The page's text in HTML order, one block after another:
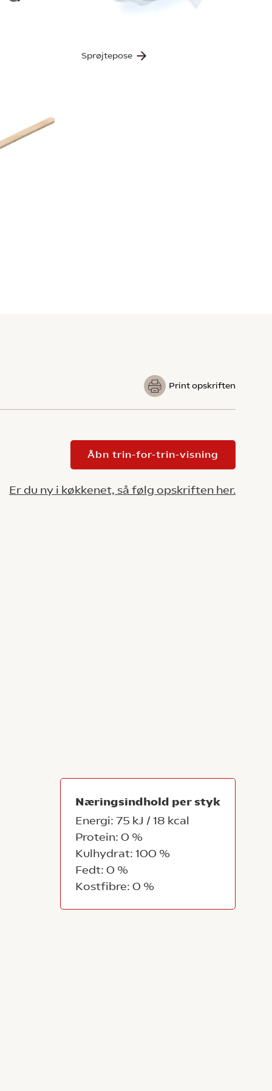
Sprøjtepose
Print opskriften
Åbn trin-for-trin-visning
Er du ny i køkkenet, så følg opskriften her.
Næringsindhold per styk
Energi: 75 kJ / 18 kcal
Protein: 0 %
Kulhydrat: 100 %
Fedt: 0 %
Kostfibre: 0 %